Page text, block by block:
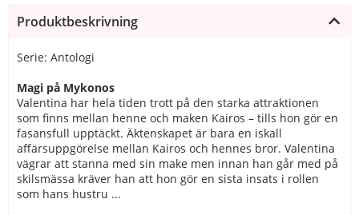
Produktbeskrivning
Serie: Antologi
Magi på Mykonos
Valentina har hela tiden trott på den starka attraktionen
som finns mellan henne och maken Kairos – tills hon gör en
fasansfull upptäckt. Äktenskapet är bara en iskall
affärsuppgörelse mellan Kairos och hennes bror. Valentina
vägrar att stanna med sin make men innan han går med på
skilsmässa kräver han att hon gör en sista insats i rollen
som hans hustru ...